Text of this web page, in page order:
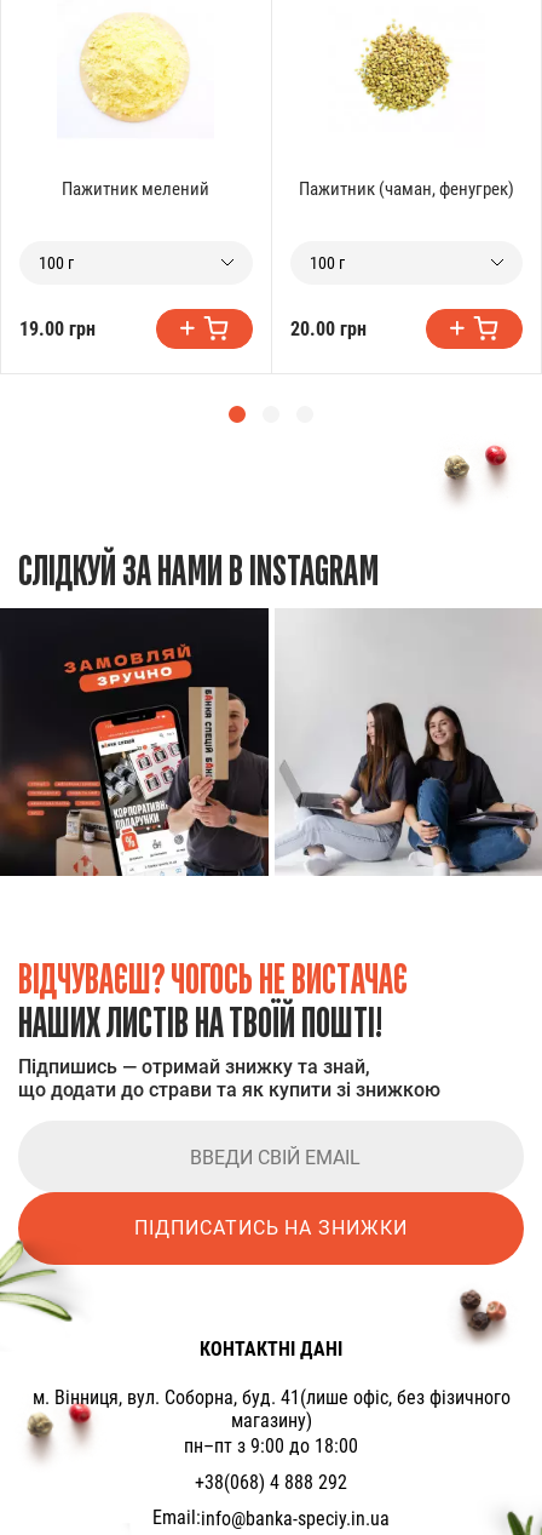
Пажитник мелений
100 г
19.00 грн
Пажитник (чаман, фенугрек)
100 г
20.00 грн
СЛІДКУЙ ЗА НАМИ В INSTAGRAM
ВІДЧУВАЄШ? ЧОГОСЬ НЕ ВИСТАЧАЄ
НАШИХ ЛИСТІВ НА ТВОЇЙ ПОШТІ!
Підпишись — отримай знижку та знай,
що додати до страви та як купити зі знижкою
ПІДПИСАТИСЬ НА ЗНИЖКИ
КОНТАКТНІ ДАНІ
м. Вінниця, вул. Соборна, буд. 41(лише офіс, без фізичного
магазину)
пн–пт з 9:00 до 18:00
+38(068) 4 888 292
Email:info@banka-speciy.in.ua